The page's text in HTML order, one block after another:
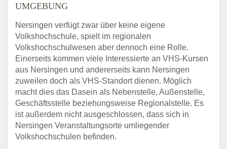
UMGEBUNG
Nersingen verfügt zwar über keine eigene
Volkshochschule, spielt im regionalen
Volkshochschulwesen aber dennoch eine Rolle.
Einerseits kommen viele Interessierte an VHS-Kursen
aus Nersingen und andererseits kann Nersingen
zuweilen doch als VHS-Standort dienen. Möglich
macht dies das Dasein als Nebenstelle, Außenstelle,
Geschäftsstelle beziehungsweise Regionalstelle. Es
ist außerdem nicht ausgeschlossen, dass sich in
Nersingen Veranstaltungsorte umliegender
Volkshochschulen befinden.